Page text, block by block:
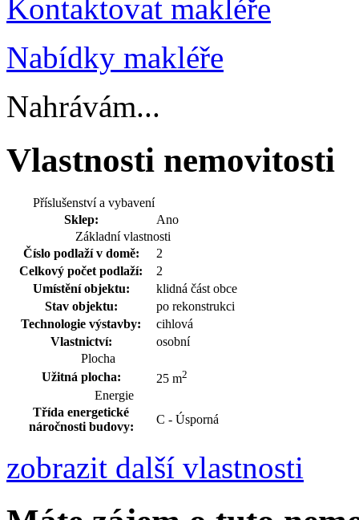
Kontaktovat makléře
Nabídky makléře
Nahrávám...
Vlastnosti nemovitosti
Příslušenství a vybavení
Sklep:
Ano
Základní vlastnosti
Číslo podlaží v domě:
2
Celkový počet podlaží:
2
Umístění objektu:
klidná část obce
Stav objektu:
po rekonstrukci
Technologie výstavby:
cihlová
Vlastnictví:
osobní
Plocha
Užitná plocha:
25 m2
Energie
Třída energetické
náročnosti budovy:
C - Úsporná
zobrazit další vlastnosti